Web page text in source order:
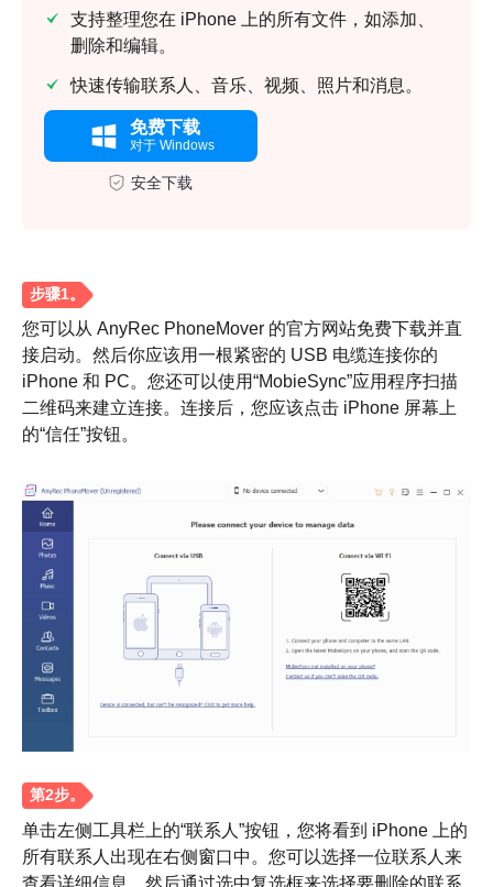
支持整理您在 iPhone 上的所有文件，如添加、
删除和编辑。
快速传输联系人、音乐、视频、照片和消息。
免费下载
对于 Windows
安全下载
步骤1。
您可以从 AnyRec PhoneMover 的官方网站免费下载并直
接启动。然后你应该用一根紧密的 USB 电缆连接你的
iPhone 和 PC。您还可以使用“MobieSync”应用程序扫描
二维码来建立连接。连接后，您应该点击 iPhone 屏幕上
的“信任”按钮。
单击左侧工具栏上的“联系人”按钮，您将看到 iPhone 上的
所有联系人出现在右侧窗口中。您可以选择一位联系人来
查看详细信息。然后通过选中复选框来选择要删除的联系